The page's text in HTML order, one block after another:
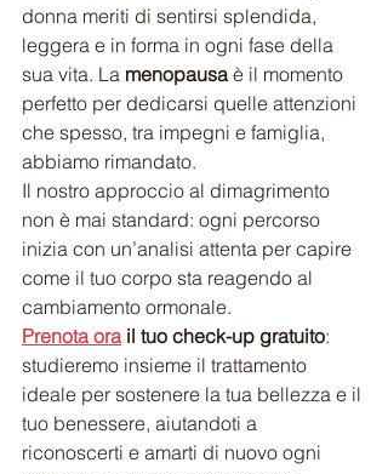
donna meriti di sentirsi splendida,
leggera e in forma in ogni fase della
sua vita. La menopausa è il momento
perfetto per dedicarsi quelle attenzioni
che spesso, tra impegni e famiglia,
abbiamo rimandato.
Il nostro approccio al dimagrimento
non è mai standard: ogni percorso
inizia con un’analisi attenta per capire
come il tuo corpo sta reagendo al
cambiamento ormonale.
Prenota ora il tuo check-up gratuito:
studieremo insieme il trattamento
ideale per sostenere la tua bellezza e il
tuo benessere, aiutandoti a
riconoscerti e amarti di nuovo ogni